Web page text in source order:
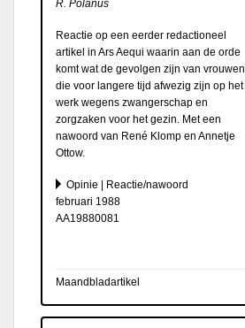
R. Polanus
Reactie op een eerder redactioneel
artikel in Ars Aequi waarin aan de orde
komt wat de gevolgen zijn van vrouwen
die voor langere tijd afwezig zijn op het
werk wegens zwangerschap en
zorgzaken voor het gezin. Met een
nawoord van René Klomp en Annetje
Ottow.
Opinie | Reactie/nawoord
februari 1988
AA19880081
Maandbladartikel